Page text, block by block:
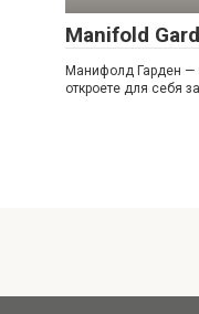
Manifold
Манифолд Гарден —
откроете для себя